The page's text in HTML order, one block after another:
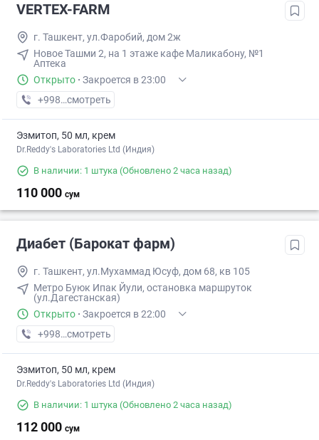
VERTEX-FARM
г. Ташкент, ул.Фаробий, дом 2ж
Новое Ташми 2, на 1 этаже кафе Маликабону, №1
Аптека
Открыто · Закроется в 23:00
+998 (99) XXX-XX-XX
смотреть
Эзмитоп, 50 мл, крем
Dr.Reddy's Laboratories Ltd (Индия)
В наличии: 1 штука (Обновлено 2 часа назад)
110 000 сум
Диабет (Барокат фарм)
г. Ташкент, ул.Мухаммад Юсуф, дом 68, кв 105
Метро Буюк Ипак Йули, остановка маршруток
(ул.Дагестанская)
Открыто · Закроется в 22:00
+998 (97) XXX-XX-XX
смотреть
Эзмитоп, 50 мл, крем
Dr.Reddy's Laboratories Ltd (Индия)
В наличии: 1 штука (Обновлено 2 часа назад)
112 000 сум